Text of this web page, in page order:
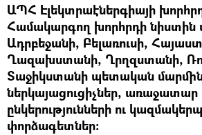
ԱՊՀ Էլեկտրաէներգիայի
Համակարգող խորհրդի նիստին
Ադրբեջանի, Բելառուսի,
Ղազախստանի, Ղրղզստանի,
Տաջիկստանի պետական
ներկայացուցիչներ, առաջատար
ընկերությունների ու
փորձագետներ։